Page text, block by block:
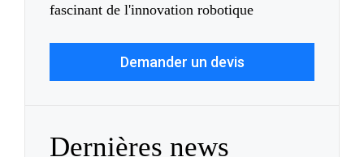
fascinant de l'innovation robotique
Demander un devis
Dernières news